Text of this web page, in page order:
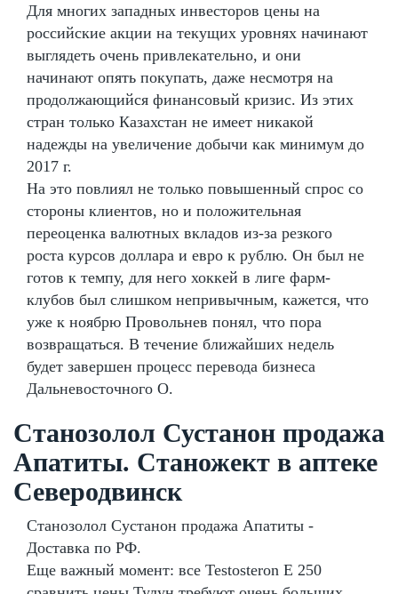
Для многих западных инвесторов цены на
российские акции на текущих уровнях начинают
выглядеть очень привлекательно, и они
начинают опять покупать, даже несмотря на
продолжающийся финансовый кризис. Из этих
стран только Казахстан не имеет никакой
надежды на увеличение добычи как минимум до
2017 г.
На это повлиял не только повышенный спрос со
стороны клиентов, но и положительная
переоценка валютных вкладов из-за резкого
роста курсов доллара и евро к рублю. Он был не
готов к темпу, для него хоккей в лиге фарм-
клубов был слишком непривычным, кажется, что
уже к ноябрю Провольнев понял, что пора
возвращаться. В течение ближайших недель
будет завершен процесс перевода бизнеса
Дальневосточного О.
Станозолол Сустанон продажа
Апатиты. Станожект в аптеке
Северодвинск
Станозолол Сустанон продажа Апатиты -
Доставка по РФ.
Еще важный момент: все Testosteron E 250